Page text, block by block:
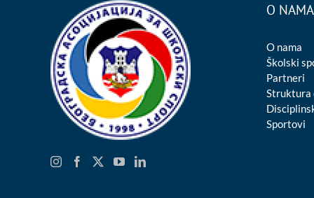
O NAMA
O nama
Školski
Partneri
Struktura
Sportovi